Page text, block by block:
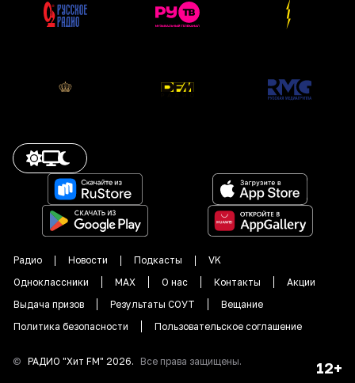
Радио Новости Подкасты
VK
Одноклассники
MAX О нас Контакты
Акции
Выдача призов
Результаты СОУТ
Вещание
Политика безопасности
Пользовательское соглашение
© РАДИО "Хит FM" 2026. Все права защищены. 12+